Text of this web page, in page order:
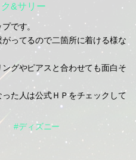
&サリー
です。
ってるので二箇所に着ける様な
グやピアスと合わせても面白そ
た人は公式ＨＰをチェックして
#ディズニー